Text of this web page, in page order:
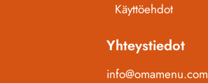
Käyttöehdot
Yhteystiedot
info@omamenu.com